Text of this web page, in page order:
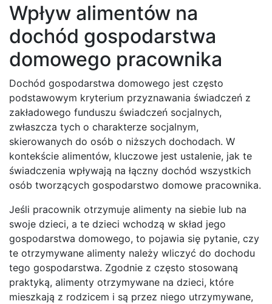
Wpływ alimentów na
dochód gospodarstwa
domowego pracownika
Dochód gospodarstwa domowego jest często
podstawowym kryterium przyznawania świadczeń z
zakładowego funduszu świadczeń socjalnych,
zwłaszcza tych o charakterze socjalnym,
skierowanych do osób o niższych dochodach. W
kontekście alimentów, kluczowe jest ustalenie, jak te
świadczenia wpływają na łączny dochód wszystkich
osób tworzących gospodarstwo domowe pracownika.
Jeśli pracownik otrzymuje alimenty na siebie lub na
swoje dzieci, a te dzieci wchodzą w skład jego
gospodarstwa domowego, to pojawia się pytanie, czy
te otrzymywane alimenty należy wliczyć do dochodu
tego gospodarstwa. Zgodnie z często stosowaną
praktyką, alimenty otrzymywane na dzieci, które
mieszkają z rodzicem i są przez niego utrzymywane,